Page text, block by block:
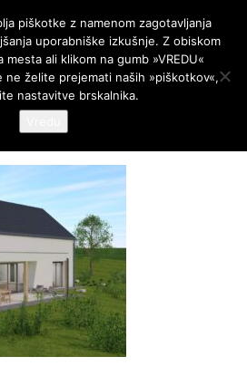
AR Projekt
piškotke z namenom zagotavljanja
uporabniške izkušnje. Z obiskom
ali klikom na gumb »VREDU«
ne želite prejemati naših »piškotkov«,
nastavitve brskalnika.